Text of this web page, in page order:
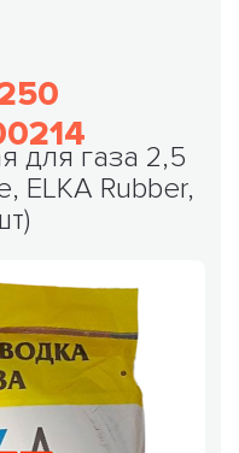
для газа 2,5
ELKA Rubber,